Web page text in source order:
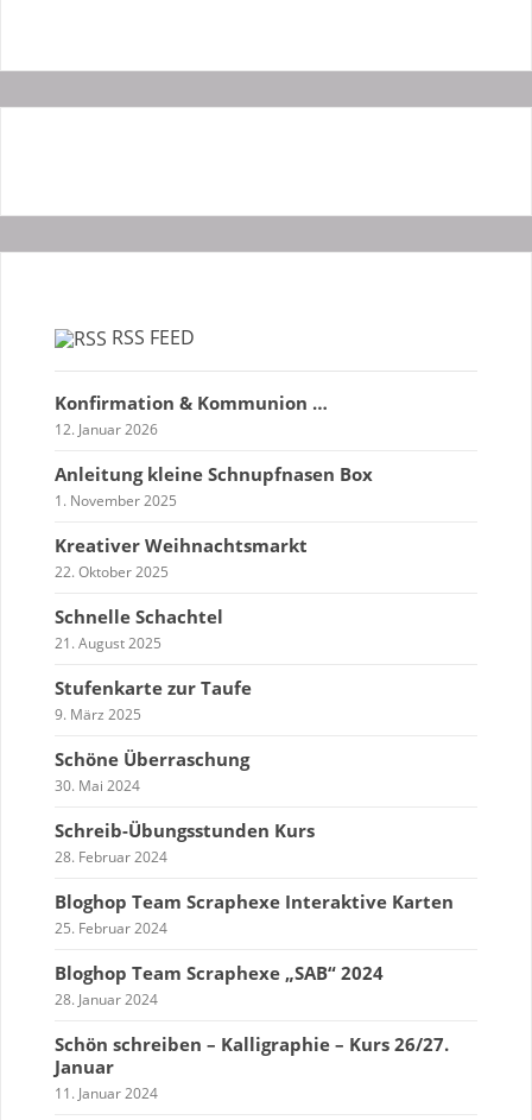
RSS FEED
Konfirmation & Kommunion …
12. Januar 2026
Anleitung kleine Schnupfnasen Box
1. November 2025
Kreativer Weihnachtsmarkt
22. Oktober 2025
Schnelle Schachtel
21. August 2025
Stufenkarte zur Taufe
9. März 2025
Schöne Überraschung
30. Mai 2024
Schreib-Übungsstunden Kurs
28. Februar 2024
Bloghop Team Scraphexe Interaktive Karten
25. Februar 2024
Bloghop Team Scraphexe „SAB“ 2024
28. Januar 2024
Schön schreiben – Kalligraphie – Kurs 26/27.
Januar
11. Januar 2024